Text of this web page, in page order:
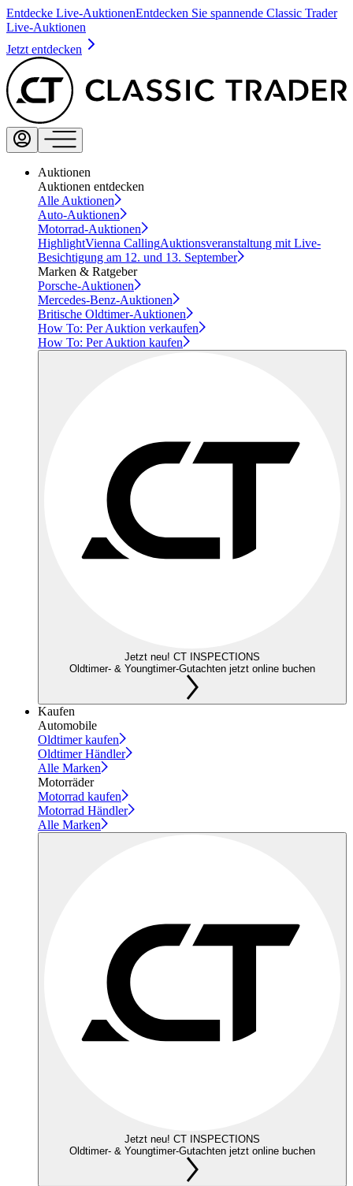
Entdecke Live-AuktionenEntdecken Sie spannende Classic Trader
Live-Auktionen
Jetzt entdecken
Auktionen
Auktionen entdecken
Alle Auktionen
Auto-Auktionen
Motorrad-Auktionen
HighlightVienna CallingAuktionsveranstaltung mit Live-
Besichtigung am 12. und 13. September
Marken & Ratgeber
Porsche-Auktionen
Mercedes-Benz-Auktionen
Britische Oldtimer-Auktionen
How To: Per Auktion verkaufen
How To: Per Auktion kaufen
Jetzt neu! CT INSPECTIONS
Oldtimer- & Youngtimer-Gutachten jetzt online buchen
Kaufen
Automobile
Oldtimer kaufen
Oldtimer Händler
Alle Marken
Motorräder
Motorrad kaufen
Motorrad Händler
Alle Marken
Jetzt neu! CT INSPECTIONS
Oldtimer- & Youngtimer-Gutachten jetzt online buchen